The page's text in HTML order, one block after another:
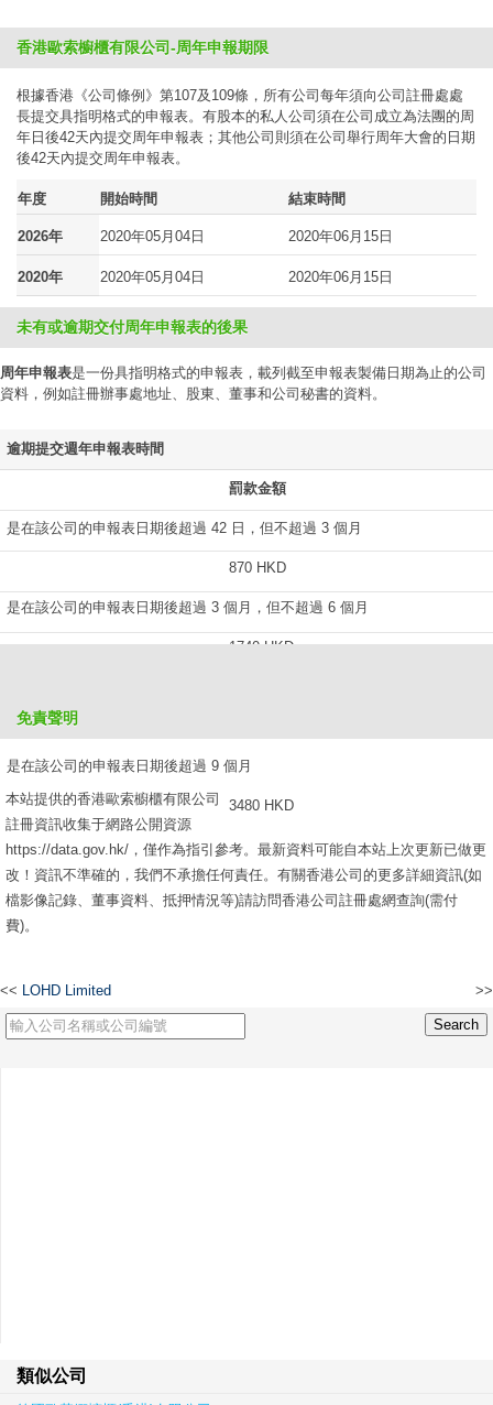
香港歐索櫥櫃有限公司-周年申報期限
根據香港《公司條例》第107及109條，所有公司每年須向公司註冊處處
長提交具指明格式的申報表。有股本的私人公司須在公司成立為法團的周
年日後42天內提交周年申報表；其他公司則須在公司舉行周年大會的日期
後42天內提交周年申報表。
年度 開始時間 結束時間
2026年 2020年05月04日 2020年06月15日
2020年 2020年05月04日 2020年06月15日
未有或逾期交付周年申報表的後果
周年申報表是一份具指明格式的申報表，載列截至申報表製備日期為止的公司
資料，例如註冊辦事處地址、股東、董事和公司秘書的資料。
逾期提交週年申報表時間
罰款金額
是在該公司的申報表日期後超過 42 日，但不超過 3 個月
870 HKD
是在該公司的申報表日期後超過 3 個月，但不超過 6 個月
1740 HKD
是在該公司的申報表日期後超過 9 個月
3480 HKD
免責聲明
本站提供的香港歐索櫥櫃有限公司
註冊資訊收集于網路公開資源
https://data.gov.hk/，僅作為指引參考。最新資料可能自本站上次更新已做更
改！資訊不準確的，我們不承擔任何責任。有關香港公司的更多詳細資訊(如
檔影像記錄、董事資料、抵押情況等)請訪問香港公司註冊處網查詢(需付
費)。
<< LOHD Limited >>
類似公司